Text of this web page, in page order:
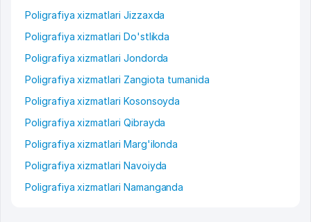
Poligrafiya xizmatlari Jizzaxda
Poligrafiya xizmatlari Do'stlikda
Poligrafiya xizmatlari Jondorda
Poligrafiya xizmatlari Zangiota tumanida
Poligrafiya xizmatlari Kosonsoyda
Poligrafiya xizmatlari Qibrayda
Poligrafiya xizmatlari Marg'ilonda
Poligrafiya xizmatlari Navoiyda
Poligrafiya xizmatlari Namanganda